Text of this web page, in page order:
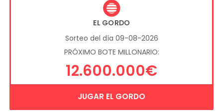
EL GORDO
Sorteo del día 09-08-2026
PRÓXIMO BOTE MILLONARIO:
12.600.000€
JUGAR EL GORDO